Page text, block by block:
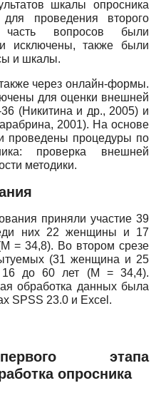
шкалы опросника
проведения второго
часть вопросов были
исключены, также были
и шкалы.
через онлайн-формы.
для оценки внешней
(Никитина и др., 2005) и
2001). На основе
проведены процедуры по
проверка внешней
методики.
приняли участие 39
них 22 женщины и 17
= 34,8). Во втором срезе
(31 женщина и 25
16 до 60 лет (M = 34,4).
обработка данных была
SPSS 23.0 и Excel.
этапа
опросника